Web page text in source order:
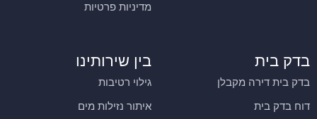
מדיניות פרטיות
בדק בית
בדק בית דירה מקבלן
דוח בדק בית
בין שירותינו
גילוי רטיבות
איתור נזילות מים